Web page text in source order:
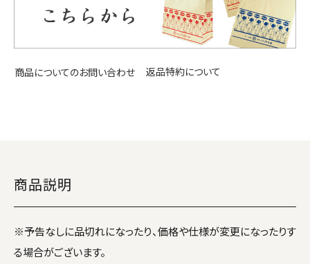
商品についてのお問い合わせ 返品特約について
商品説明
※予告なしに品切れになったり、価格や仕様が変更になったりす
る場合がございます。